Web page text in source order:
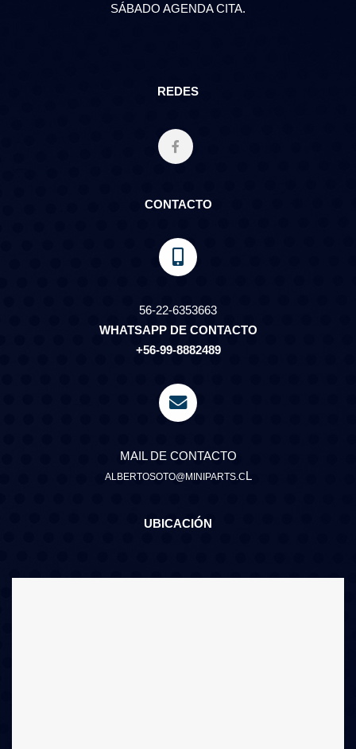
SÁBADO AGENDA CITA.
REDES
CONTACTO
56-22-6353663
WHATSAPP DE CONTACTO
+56-99-8882489
MAIL DE CONTACTO
ALBERTOSOTO@MINIPARTS.CL
UBICACIÓN